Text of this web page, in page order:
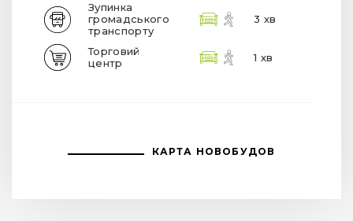
Зупинка
громадського
транспорту
3 хв
Торговий
центр
1 хв
КАРТА НОВОБУДОВ